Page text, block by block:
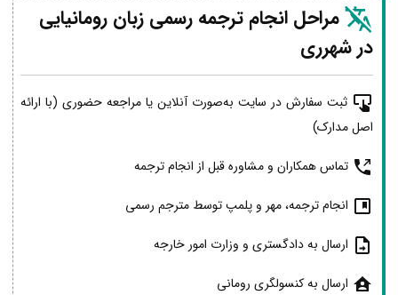
مراحل انجام ترجمه رسمی زبان رومانیایی
در شهرری
ثبت سفارش در سایت به‌صورت آنلاین یا مراجعه حضوری (با ارائه
اصل مدارک)
تماس همکاران و مشاوره قبل از انجام ترجمه
انجام ترجمه، مهر و پلمپ توسط مترجم رسمی
ارسال به دادگستری و وزارت امور خارجه
ارسال به کنسولگری رومانی